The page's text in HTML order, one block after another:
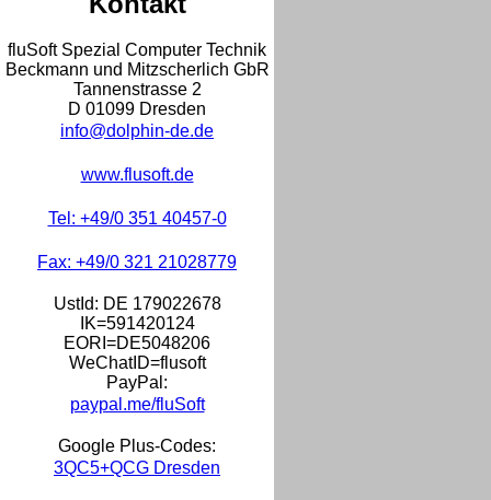
fluSoft Spezial Computer Technik
Beckmann und Mitzscherlich GbR
Tannenstrasse 2
D 01099 Dresden
info@dolphin-de.de
www.flusoft.de
Tel: +49/0 351 40457-0
Fax: +49/0 321 21028779
UstId: DE 179022678
IK=591420124
EORI=DE5048206
WeChatID=flusoft
PayPal:
paypal.me/fluSoft
Google Plus-Codes:
3QC5+QCG Dresden